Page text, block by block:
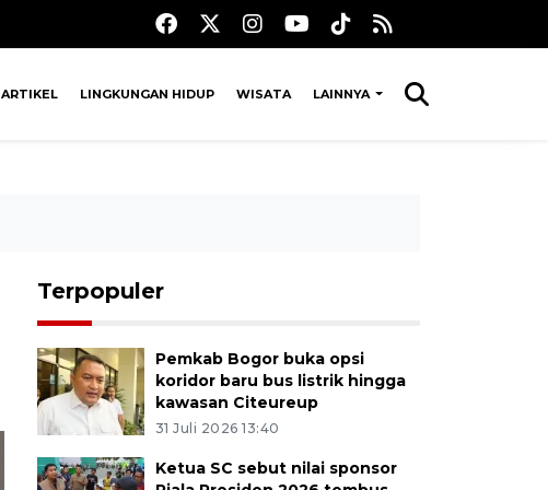
ARTIKEL LINGKUNGAN HIDUP WISATA LAINNYA
Terpopuler
Pemkab Bogor buka opsi
koridor baru bus listrik hingga
kawasan Citeureup
31 Juli 2026 13:40
Ketua SC sebut nilai sponsor